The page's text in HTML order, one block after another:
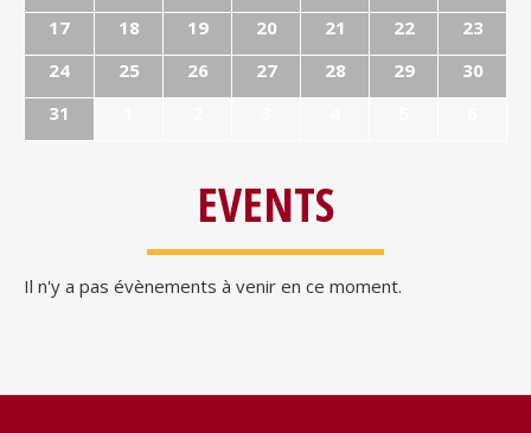
17
18 19 20 21 22
23
24
25 26 27 28 29
30
31
EVENTS
Il n'y a pas évènements à venir en ce moment.